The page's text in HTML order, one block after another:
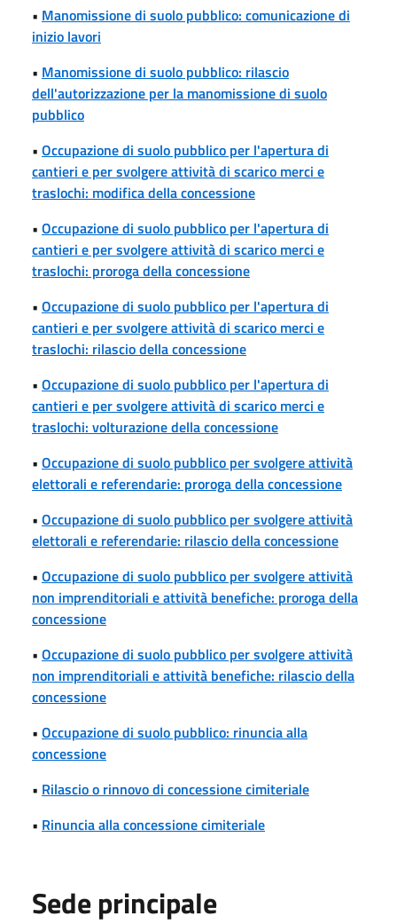
• Manomissione di suolo pubblico: comunicazione di
inizio lavori
• Manomissione di suolo pubblico: rilascio
dell'autorizzazione per la manomissione di suolo
pubblico
• Occupazione di suolo pubblico per l'apertura di
cantieri e per svolgere attività di scarico merci e
traslochi: modifica della concessione
• Occupazione di suolo pubblico per l'apertura di
cantieri e per svolgere attività di scarico merci e
traslochi: proroga della concessione
• Occupazione di suolo pubblico per l'apertura di
cantieri e per svolgere attività di scarico merci e
traslochi: rilascio della concessione
• Occupazione di suolo pubblico per l'apertura di
cantieri e per svolgere attività di scarico merci e
traslochi: volturazione della concessione
• Occupazione di suolo pubblico per svolgere attività
elettorali e referendarie: proroga della concessione
• Occupazione di suolo pubblico per svolgere attività
elettorali e referendarie: rilascio della concessione
• Occupazione di suolo pubblico per svolgere attività
non imprenditoriali e attività benefiche: proroga della
concessione
• Occupazione di suolo pubblico per svolgere attività
non imprenditoriali e attività benefiche: rilascio della
concessione
• Occupazione di suolo pubblico: rinuncia alla
concessione
• Rilascio o rinnovo di concessione cimiteriale
• Rinuncia alla concessione cimiteriale
Sede principale